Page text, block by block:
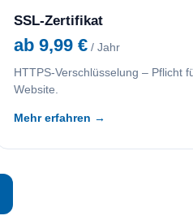
SSL-Zertifikat
ab 9,99 € / Jahr
HTTPS-Verschlüsselung – Pflicht
Website.
Mehr erfahren →